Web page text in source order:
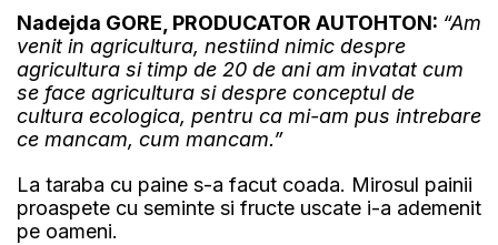
Nadejda GORE, PRODUCATOR AUTOHTON: “Am
venit in agricultura, nestiind nimic despre
agricultura si timp de 20 de ani am invatat cum
se face agricultura si despre conceptul de
cultura ecologica, pentru ca mi-am pus intrebare
ce mancam, cum mancam.”
La taraba cu paine s-a facut coada. Mirosul painii
proaspete cu seminte si fructe uscate i-a ademenit
pe oameni.